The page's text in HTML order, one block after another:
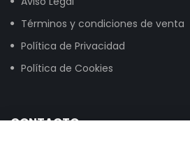
Términos y condiciones de venta
Política de Privacidad
Política de Cookies
CONTACTO